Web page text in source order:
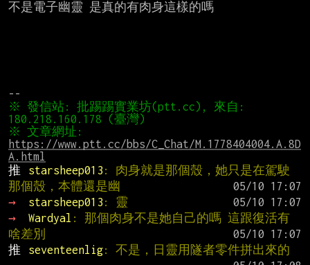
不是電子幽靈 是真的有肉身這樣的嗎
※ 發信站: 批踢踢實業坊(ptt.cc), 來自:
https://www.ptt.cc/bbs/C_Chat/M.1778404004.A.8D
A.html
推
starsheep013 : 肉身就是那個殼，她只是在駕駛
那個殼，本體還是幽
→
starsheep013 : 靈
→
Wardyal : 那個肉身不是她自己的嗎 這跟復活有
啥差別
推
seventeenlig: 不是，日靈用隧者零件拼出來的